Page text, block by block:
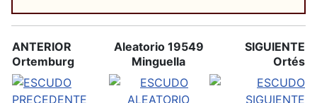
ANTERIOR
Ortemburg
Aleatorio 19549
Minguella
SIGUIENTE
Ortés